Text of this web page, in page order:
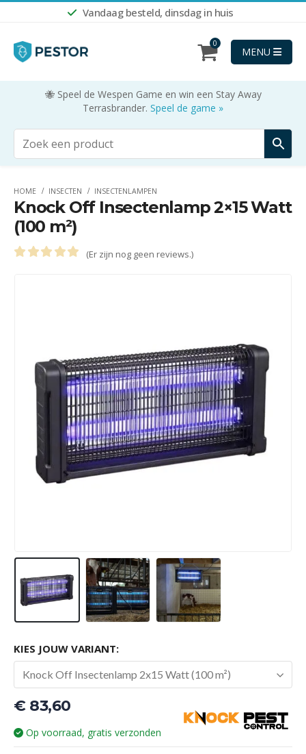
Vandaag besteld, dinsdag in huis
0
MENU
🐝 Speel de Wespen Game en win een Stay Away
Terrasbrander. Speel de game »
HOME INSECTEN INSECTENLAMPEN
Knock Off Insectenlamp 2×15 Watt
(100 m²)
(Er zijn nog geen reviews.)
KIES JOUW VARIANT:
Knock Off Insectenlamp 2x15 Watt (100 m²)
€83,60
Op voorraad, gratis verzonden